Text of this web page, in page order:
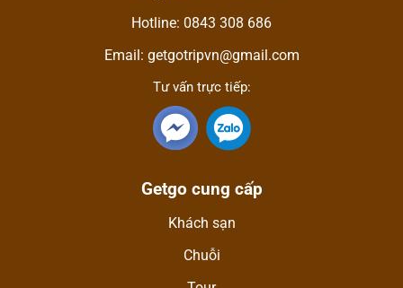
Hotline: 0843 308 686
Email: getgotripvn@gmail.com
Tư vấn trực tiếp:
Getgo cung cấp
Khách sạn
Chuỗi